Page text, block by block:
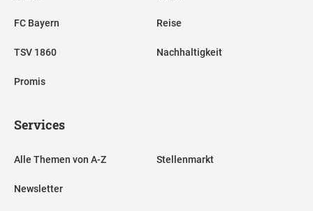
FC Bayern
TSV 1860
Promis
Reise
Nachhaltigkeit
Services
Alle Themen von A-Z
Newsletter
Stellenmarkt